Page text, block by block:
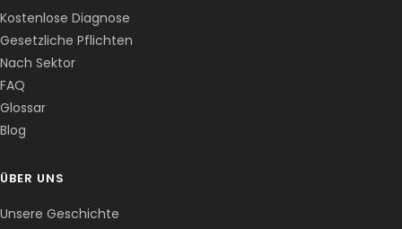
Kostenlose Diagnose
Gesetzliche Pflichten
Nach Sektor
FAQ
Glossar
Blog
ÜBER UNS
Unsere Geschichte